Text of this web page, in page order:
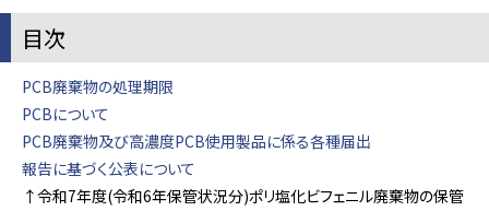
目次
PCB廃棄物の処理期限
PCBについて
PCB廃棄物及び高濃度PCB使用製品に係る各種届出
報告に基づく公表について
↑令和7年度(令和6年保管状況分)ポリ塩化ビフェニル廃棄物の保管